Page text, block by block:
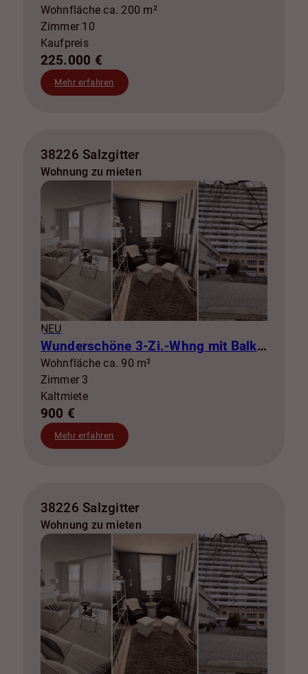
Wohnfläche ca. 200 m²
Zimmer 10
Kaufpreis
225.000 €
Mehr erfahren
38226 Salzgitter
Wohnung zu mieten
NEU
Wunderschöne 3-Zi.-Whng mit Balkon zur Miete! SZ-Lebenstedt
Wohnfläche ca. 90 m²
Zimmer 3
Kaltmiete
900 €
Mehr erfahren
38226 Salzgitter
Wohnung zu mieten